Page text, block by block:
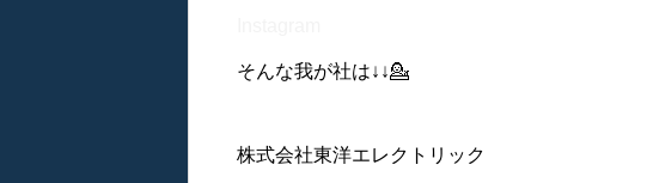
そんな我が社は↓↓💁
株式会社東洋エレクトリック